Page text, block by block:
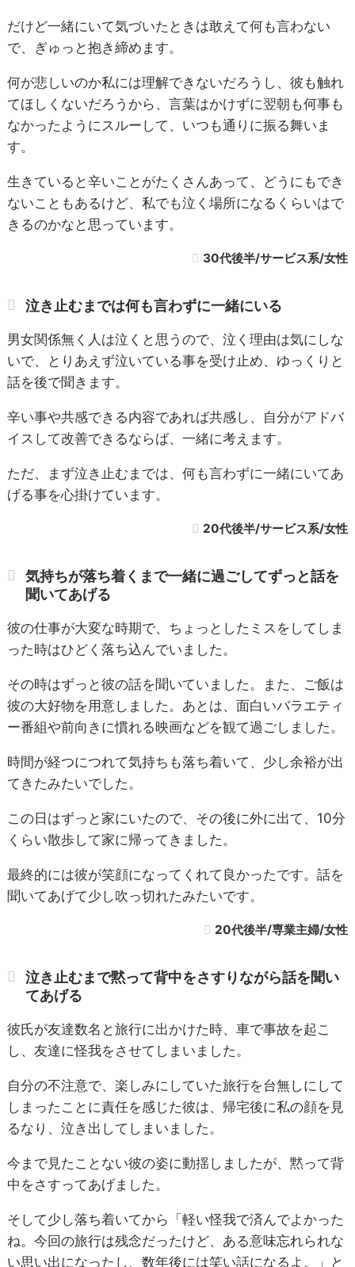
だけど一緒にいて気づいたときは敢えて何も言わない
で、ぎゅっと抱き締めます。
何が悲しいのか私には理解できないだろうし、彼も触れ
てほしくないだろうから、言葉はかけずに翌朝も何事も
なかったようにスルーして、いつも通りに振る舞いま
す。
生きていると辛いことがたくさんあって、どうにもでき
ないこともあるけど、私でも泣く場所になるくらいはで
きるのかなと思っています。
30代後半/サービス系/女性
泣き止むまでは何も言わずに一緒にいる
男女関係無く人は泣くと思うので、泣く理由は気にしな
いで、とりあえず泣いている事を受け止め、ゆっくりと
話を後で聞きます。
辛い事や共感できる内容であれば共感し、自分がアドバ
イスして改善できるならば、一緒に考えます。
ただ、まず泣き止むまでは、何も言わずに一緒にいてあ
げる事を心掛けています。
20代後半/サービス系/女性
気持ちが落ち着くまで一緒に過ごしてずっと話を
聞いてあげる
彼の仕事が大変な時期で、ちょっとしたミスをしてしま
った時はひどく落ち込んでいました。
その時はずっと彼の話を聞いていました。また、ご飯は
彼の大好物を用意しました。あとは、面白いバラエティ
ー番組や前向きに慣れる映画などを観て過ごしました。
時間が経つにつれて気持ちも落ち着いて、少し余裕が出
てきたみたいでした。
この日はずっと家にいたので、その後に外に出て、10分
くらい散歩して家に帰ってきました。
最終的には彼が笑顔になってくれて良かったです。話を
聞いてあげて少し吹っ切れたみたいです。
20代後半/専業主婦/女性
泣き止むまで黙って背中をさすりながら話を聞い
てあげる
彼氏が友達数名と旅行に出かけた時、車で事故を起こ
し、友達に怪我をさせてしまいました。
自分の不注意で、楽しみにしていた旅行を台無しにして
しまったことに責任を感じた彼は、帰宅後に私の顔を見
るなり、泣き出してしまいました。
今まで見たことない彼の姿に動揺しましたが、黙って背
中をさすってあげました。
そして少し落ち着いてから「軽い怪我で済んでよかった
ね。今回の旅行は残念だったけど、ある意味忘れられな
い思い出になったし、数年後には笑い話になるよ。」と